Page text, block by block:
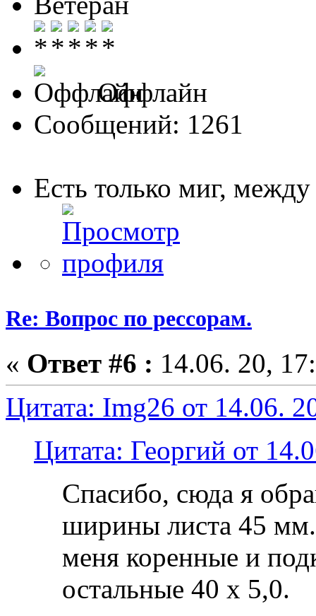
Оффлайн
Сообщений: 1261
Есть только миг,
Re: Вопрос по рессорам.
« Ответ #6 : 14.06. 20,
Цитата: Img26 от 14.06.
Цитата: Георгий от
Спасибо, сюда я
ширины листа 45
меня коренные и
остальные 40 х 5,0.